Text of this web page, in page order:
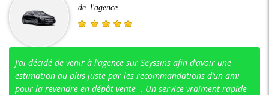
de l'agence
J’ai décidé de venir à l’agence sur Seyssins afin d’avoir une
estimation au plus juste par les recommandations d’un ami
pour la revendre en dépôt-vente . Un service vraiment rapide